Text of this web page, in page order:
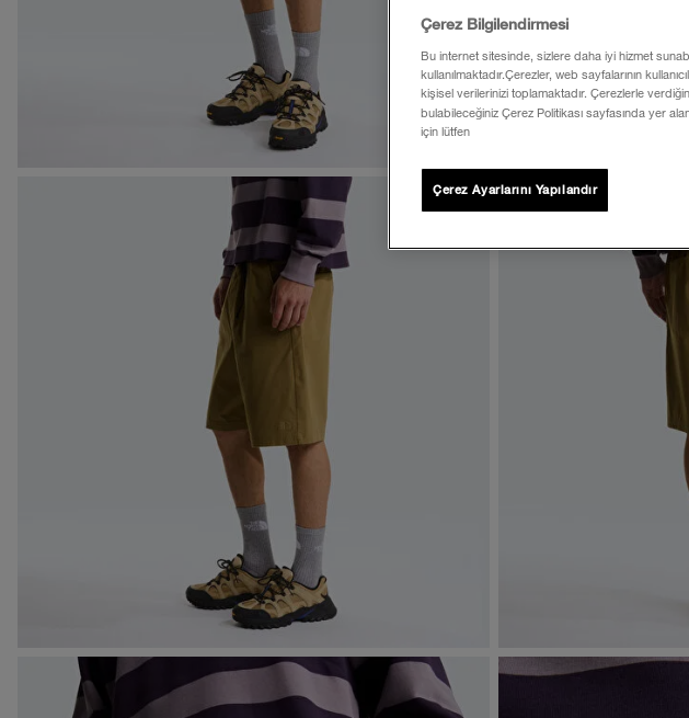
Çerez Bilgilendirmesi
Bu internet sitesinde, sizlere daha iyi hizmet
kullanılmaktadır.Çerezler, web sayfalarının
kişisel verilerinizi toplamaktadır. Çerezlerle
bulabileceğiniz Çerez Politikası sayfasında yer
için lütfen
Çerez Ayarlarını Yapılandır